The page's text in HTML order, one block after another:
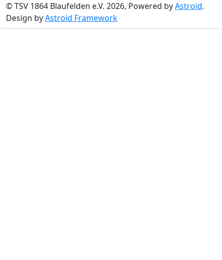
© TSV 1864 Blaufelden e.V. 2026, Powered byAstroid.
Design byAstroid Framework